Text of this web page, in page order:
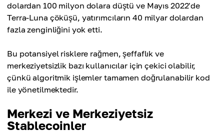
dolardan 100 milyon dolara düştü ve Mayıs 2022'de
Terra-Luna çöküşü, yatırımcıların 40 milyar dolardan
fazla zenginliğini yok etti.
Bu potansiyel risklere rağmen, şeffaflık ve
merkeziyetsizlik bazı kullanıcılar için çekici olabilir,
çünkü algoritmik işlemler tamamen doğrulanabilir kod
ile yönetilmektedir.
Merkezi ve Merkeziyetsiz
Stablecoinler